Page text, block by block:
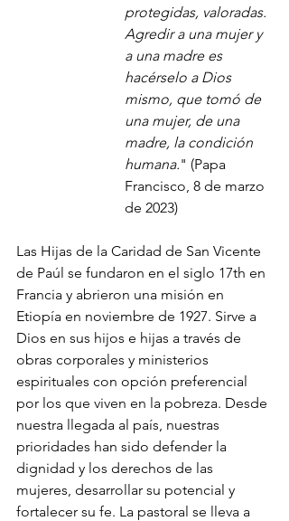
protegidas, valoradas.
Agredir a una mujer y
a una madre es
hacérselo a Dios
mismo, que tomó de
una mujer, de una
madre, la condición
humana." (Papa
Francisco, 8 de marzo
de 2023)
Las Hijas de la Caridad de San Vicente
de Paúl se fundaron en el siglo 17th en
Francia y abrieron una misión en
Etiopía en noviembre de 1927. Sirve a
Dios en sus hijos e hijas a través de
obras corporales y ministerios
espirituales con opción preferencial
por los que viven en la pobreza. Desde
nuestra llegada al país, nuestras
prioridades han sido defender la
dignidad y los derechos de las
mujeres, desarrollar su potencial y
fortalecer su fe. La pastoral se lleva a